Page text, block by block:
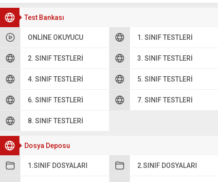
Test Bankası
ONLINE OKUYUCU 1. SINIF TESTLERI
2. SINIF TESTLERI 3. SINIF TESTLERI
4. SINIF TESTLERI 5. SINIF TESTLERI
6. SINIF TESTLERI 7. SINIF TESTLERI
8. SINIF TESTLERI
Dosya Deposu
1.SINIF DOSYALARI 2.SINIF DOSYALARI